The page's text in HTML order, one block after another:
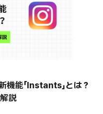
機能「Instants」とは？
説